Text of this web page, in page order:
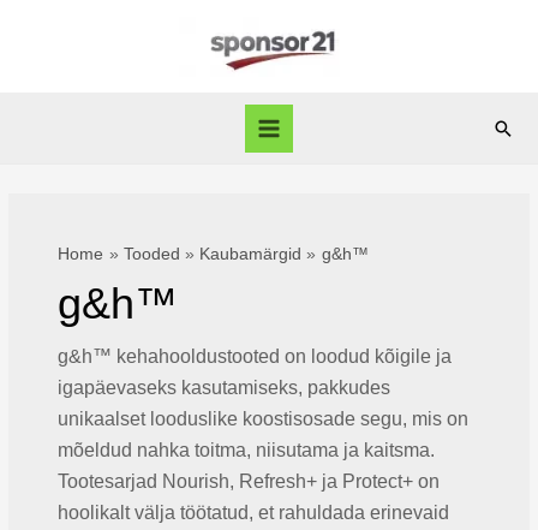
Main
Home Tooded Kaubamärgid g&h™
g&h™
g&h™ kehahooldustooted on loodud kõigile ja
igapäevaseks kasutamiseks, pakkudes
unikaalset looduslike koostisosade segu, mis on
mõeldud nahka toitma, niisutama ja kaitsma.
Tootesarjad Nourish, Refresh+ ja Protect+ on
hoolikalt välja töötatud, et rahuldada erinevaid